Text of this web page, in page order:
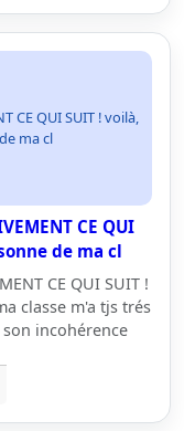
CE QUI SUIT ! voilà,
ma cl
CE QUI
de ma cl
CE QUI SUIT !
classe m'a tjs trés
incohérence